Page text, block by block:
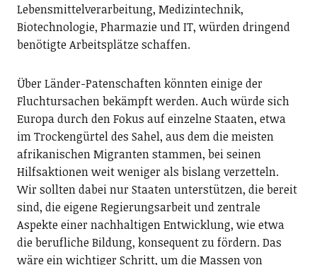
Lebensmittelverarbeitung, Medizintechnik,
Biotechnologie, Pharmazie und IT, würden dringend
benötigte Arbeitsplätze schaffen.
Über Länder-Patenschaften könnten einige der
Fluchtursachen bekämpft werden. Auch würde sich
Europa durch den Fokus auf einzelne Staaten, etwa
im Trockengürtel des Sahel, aus dem die meisten
afrikanischen Migranten stammen, bei seinen
Hilfsaktionen weit weniger als bislang verzetteln.
Wir sollten dabei nur Staaten unterstützen, die bereit
sind, die eigene Regierungsarbeit und zentrale
Aspekte einer nachhaltigen Entwicklung, wie etwa
die berufliche Bildung, konsequent zu fördern. Das
wäre ein wichtiger Schritt, um die Massen von